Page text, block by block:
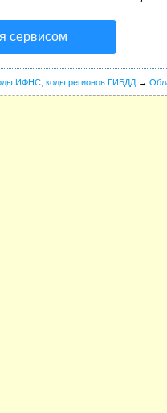
сервисом
ИФНС, коды регионов ГИБДД →